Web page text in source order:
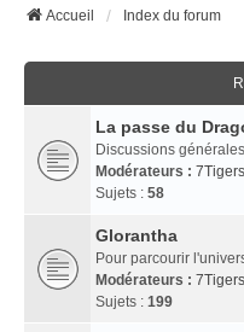
Accueil
Index du forum
La passe du
Discussions
Modérateurs : 7Tigers
Sujets : 58
Glorantha
Pour parcourir
Modérateurs : 7Tigers
Sujets : 199